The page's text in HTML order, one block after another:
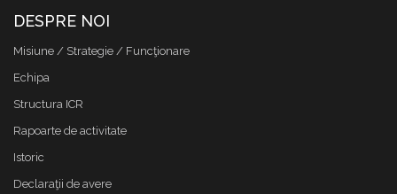
DESPRE NOI
Misiune / Strategie / Funcţionare
Echipa
Structura ICR
Rapoarte de activitate
Istoric
Declaraţii de avere